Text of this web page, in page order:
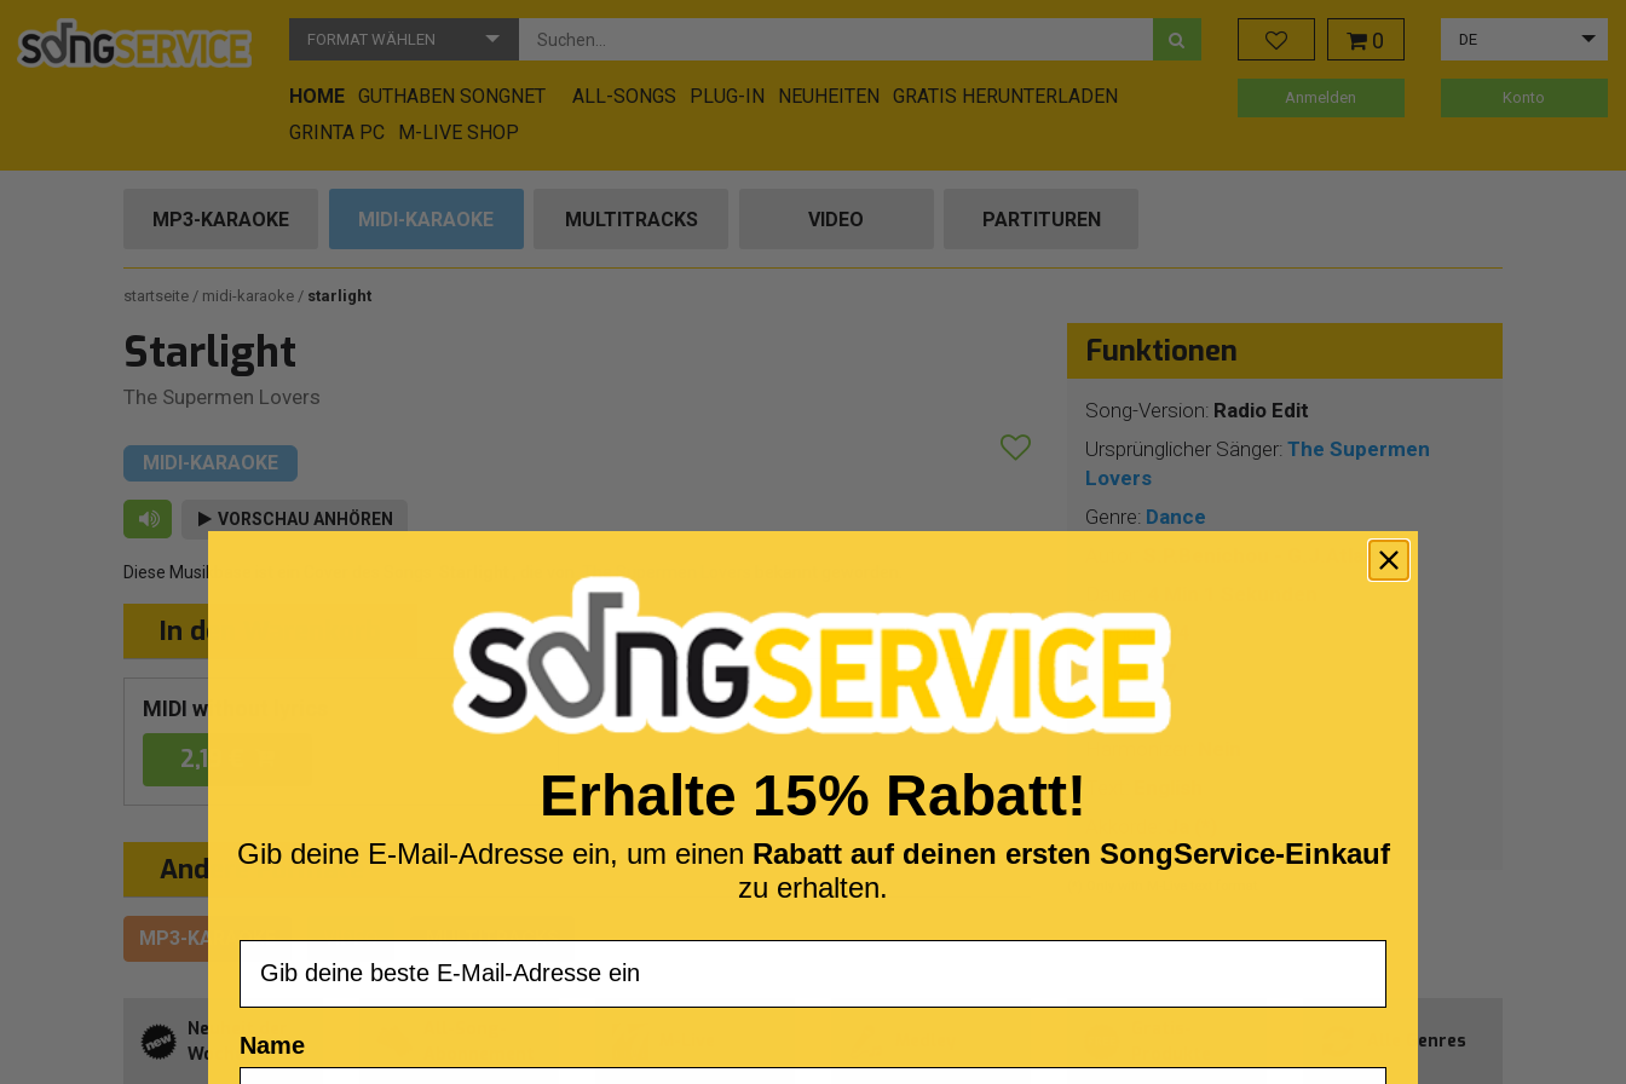
FORMAT WÄHLEN
HOME GUTHABEN SONGNET ALL-SONGS PLUG-IN NEUHEITEN
GRATIS HERUNTERLADEN
GRINTA PC
M-LIVE SHOP
0 DE
Anmelden Konto
MP3-KARAOKE MIDI-KARAOKE MULTITRACKS VIDEO PARTITUREN
startseite midi-karaoke starlight
Starlight
The Supermen Lovers
MIDI-KARAOKE
VORSCHAU ANHÖREN
Diese Musikbase ist ein Cover des Songs The Supermen Lovers
In den Warenkorb
MIDI without lyrics
2,19 €
Andere Formate
MP3-KARAOKE VIDEO MULTITRACKS
Funktionen
Song-Version: Radio Edit
Ursprünglicher Sänger: The Supermen
Lovers
Genre: Dance
Tempo: 4/4
BPM:127
Tonart:C
Neuheit der
Woche
Alle Genres
Erhalte 15% Rabatt!
Gib deine E-Mail-Adresse ein, um einen Rabatt auf deinen ersten SongService-Einkauf
zu erhalten.
Name